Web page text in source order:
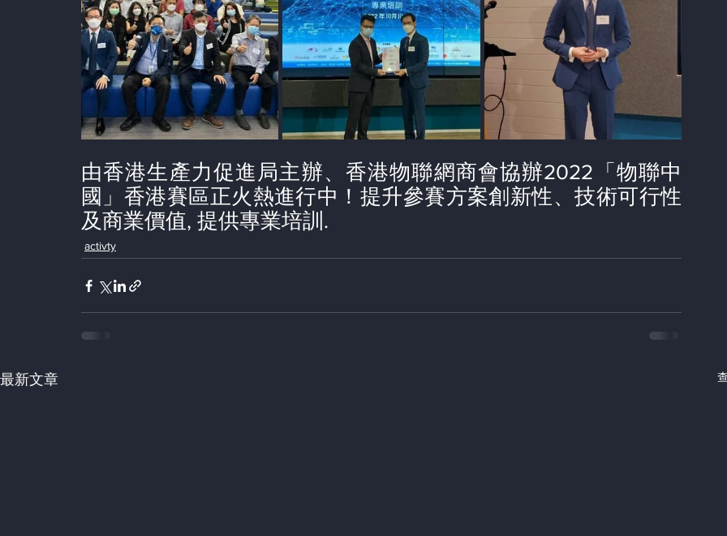
由香港生產力促進局主辦、香港物聯網商會協辦2022「物聯中
國」香港賽區正火熱進行中！提升參賽方案創新性、技術可行性
及商業價值, 提供專業培訓.
activty
最新文章